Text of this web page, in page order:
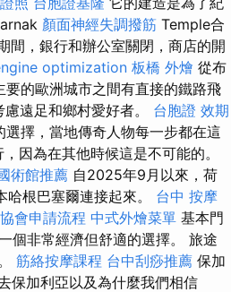
顏面神經失調撥筋 Temple合
間，銀行和辦公室關閉，商店的開
optimization 板橋 外燴 從布
要的歐洲城市之間有直接的鐵路飛
遠足和鄉村愛好者。 台胞證 效期
擇，當地傳奇人物每一步都在這
因為在其他時候這是不可能的。
術館推薦 自2025年9月以來，荷
根巴塞爾連接起來。 台中 按摩
協會申請流程 中式外燴菜單 基本門
個非常經濟但舒適的選擇。 旅途
筋絡按摩課程 台中刮痧推薦 保加
保加利亞以及為什麼我們相信